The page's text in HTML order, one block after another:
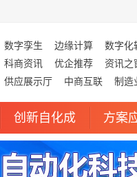
数字孪生 边缘计算 数字化
科商资讯 优企推荐 资讯之
供应展示厅 中商互联 制造
创新自化成 方案